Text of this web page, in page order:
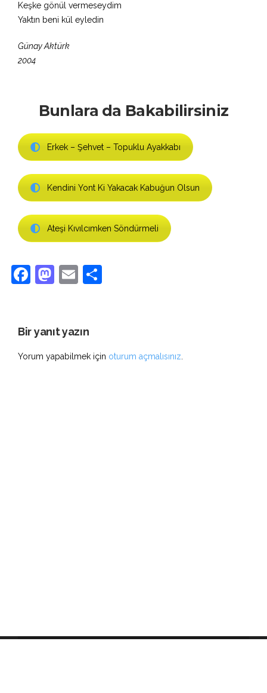
Keşke gönül vermeseydim
Yaktın beni kül eyledin
Günay Aktürk
2004
Bunlara da Bakabilirsiniz
Erkek – Şehvet – Topuklu Ayakkabı
Kendini Yont Ki Yakacak Kabuğun Olsun
Ateşi Kıvılcımken Söndürmeli
Facebook
Mastodon
Email
Bir yanıt yazın
Yorum yapabilmek için oturum açmalısınız.